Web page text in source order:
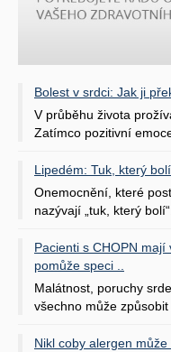
Bolest v srdci: Jak ji
V průběhu života
Zatímco pozitivní
Lipedém: Tuk, který
Onemocnění, které
nazývají „tuk, který
Pacienti s CHOPN
pomůže speci ..
Malátnost, poruchy
všechno může
Nikl coby alergen